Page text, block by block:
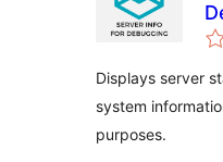
Displays server
system
purposes.